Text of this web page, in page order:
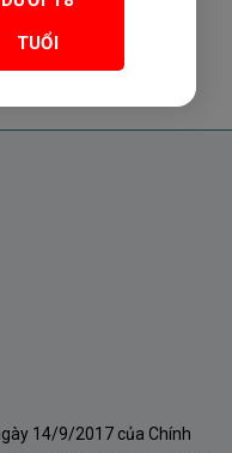
14/9/2017 của Chính
TUỔI